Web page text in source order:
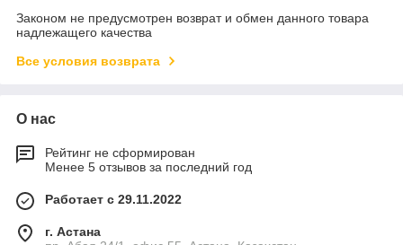
Законом не предусмотрен возврат и обмен данного товара
надлежащего качества
Все условия возврата
О нас
Рейтинг не сформирован
Менее 5 отзывов за последний год
Работает с 29.11.2022
г. Астана